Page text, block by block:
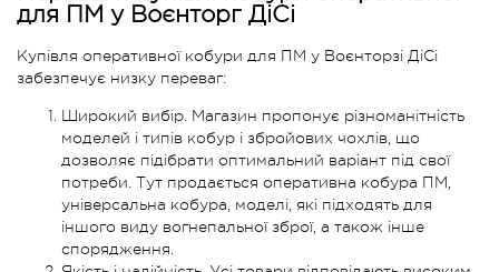
для ПМ у Воєнторг ДіСі
Купівля оперативної кобури для ПМ у Воєнторзі ДіСі
забезпечує низку переваг:
Широкий вибір. Магазин пропонує різноманітність
моделей і типів кобур і збройових чохлів, що
дозволяє підібрати оптимальний варіант під свої
потреби. Тут продається оперативна кобура ПМ,
універсальна кобура, моделі, які підходять для
іншого виду вогнепальної зброї, а також інше
спорядження.